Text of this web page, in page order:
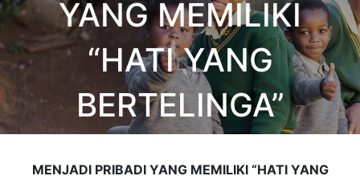
YANG MEMILIKI
“HATI YANG
BERTELINGA”
MENJADI PRIBADI YANG MEMILIKI “HATI YANG